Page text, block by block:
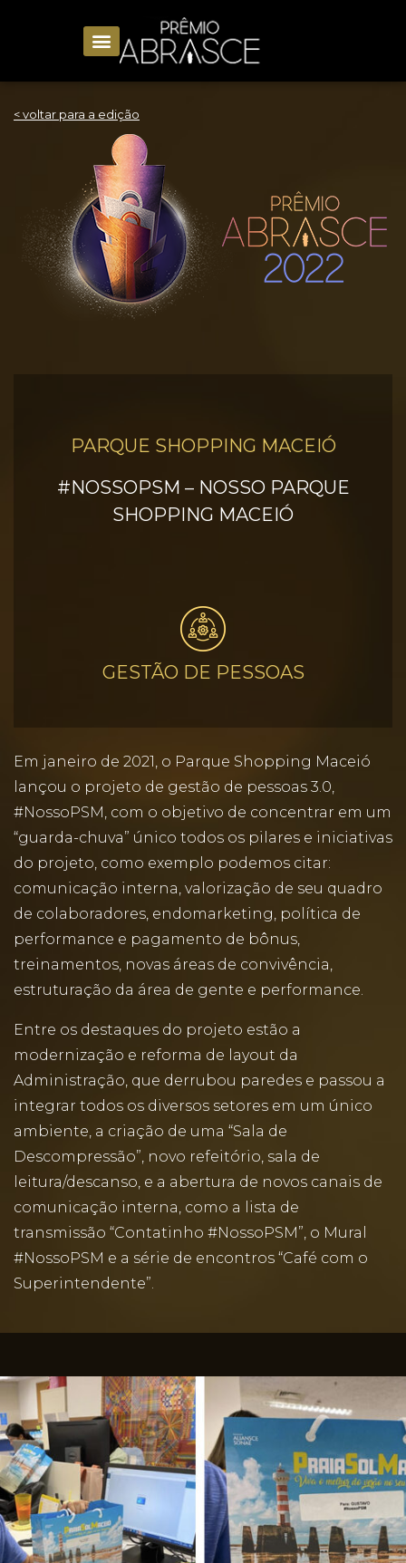
< voltar para a edição
PARQUE SHOPPING MACEIÓ
#NOSSOPSM – NOSSO PARQUE
SHOPPING MACEIÓ
GESTÃO DE PESSOAS
Em janeiro de 2021, o Parque Shopping Maceió
lançou o projeto de gestão de pessoas 3.0,
#NossoPSM, com o objetivo de concentrar em um
“guarda-chuva” único todos os pilares e iniciativas
do projeto, como exemplo podemos citar:
comunicação interna, valorização de seu quadro
de colaboradores, endomarketing, política de
performance e pagamento de bônus,
treinamentos, novas áreas de convivência,
estruturação da área de gente e performance.
Entre os destaques do projeto estão a
modernização e reforma de layout da
Administração, que derrubou paredes e passou a
integrar todos os diversos setores em um único
ambiente, a criação de uma “Sala de
Descompressão”, novo refeitório, sala de
leitura/descanso, e a abertura de novos canais de
comunicação interna, como a lista de
transmissão “Contatinho #NossoPSM”, o Mural
#NossoPSM e a série de encontros “Café com o
Superintendente”.